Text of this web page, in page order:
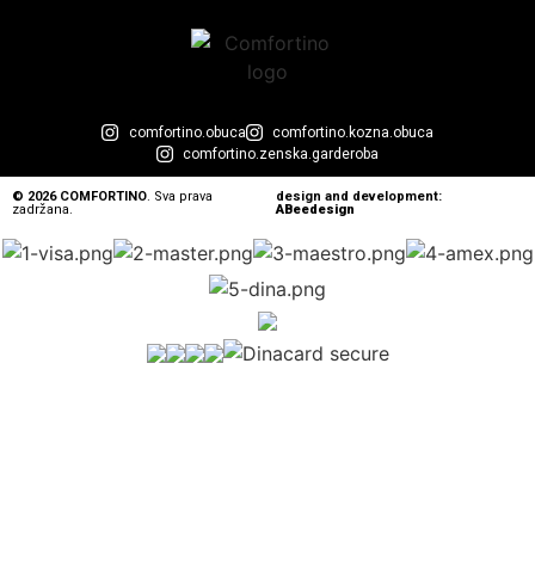
comfortino.obuca
comfortino.kozna.obuca
comfortino.zenska.garderoba
© 2026 COMFORTINO. Sva prava
zadržana.
design and development:
ABeedesign